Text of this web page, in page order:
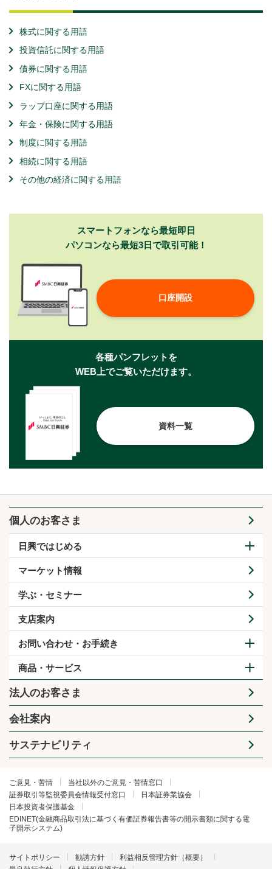
株式に関する用語
投資信託に関する用語
債券に関する用語
FXに関する用語
ラップ口座に関する用語
年金・保険に関する用語
制度に関する用語
相続に関する用語
その他の経済に関する用語
スマートフォンなら最短即日
パソコンなら最短3日で取引可能！
口座開設
各種パンフレットを
WEB上でご覧いただけます。
資料一覧
個人のお客さま
日興ではじめる
マーケット情報
学ぶ・セミナー
支店案内
お問い合わせ・お手続き
商品・サービス
法人のお客さま
会社案内
サステナビリティ
ご意見・苦情
当社以外のご意見・苦情窓口
証券取引等監視委員会情報受付窓口
日本証券業協会
日本投資者保護基金
EDINET(金融商品取引法に基づく有価証券報告書等の開示書類に関する電
子開示システム)
サイトポリシー 勧誘方針
利益相反管理方針（概要）